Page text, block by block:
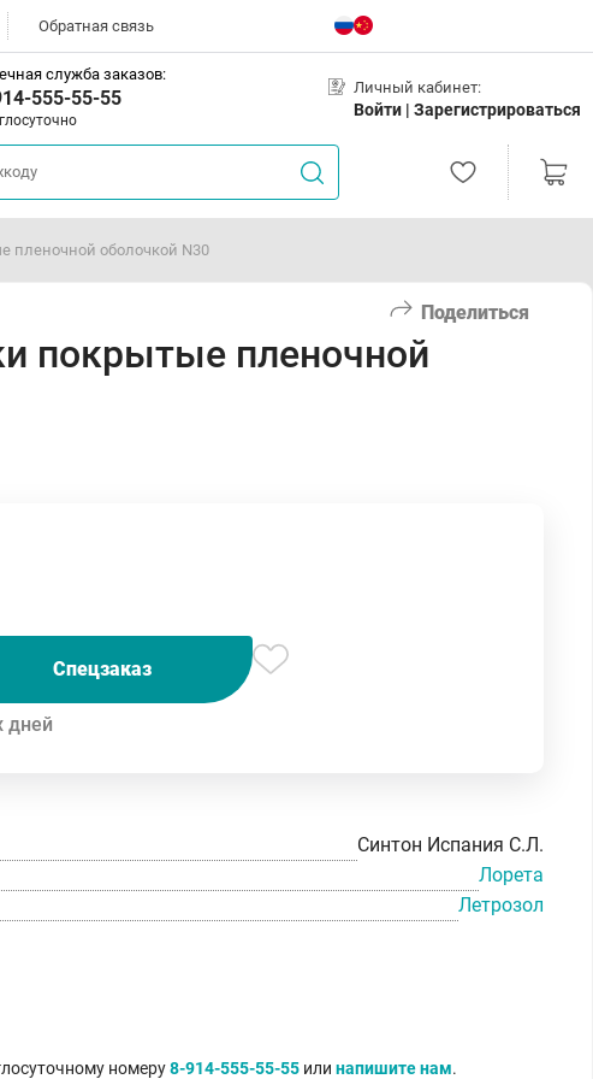
Обратная связь
служба заказов:
555-55-55 Личный кабинет:
Войти | Зарегистрироваться
пленочной оболочкой N30
Поделиться
покрытые пленочной
Спецзаказ
дней
Синтон Испания С.Л.
Лорета
Летрозол
номеру8-914-555-55-55 или напишите нам.